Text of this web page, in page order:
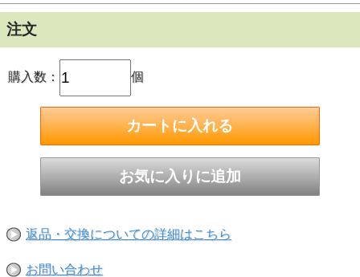
チークの洗浄に特化した
粉末チーククリーナー
チーク材のやわらかい部分を傷めにくく、しっかり汚れを落
洗浄後そのまま海に流しても環境に悪影響を与えない材料を
注文
購入数： 個
返品・交換についての詳細はこちら
お問い合わせ